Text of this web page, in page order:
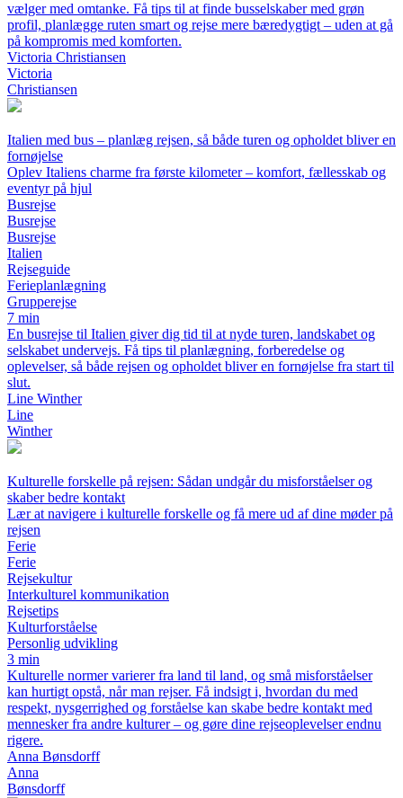
vælger med omtanke. Få tips til at finde busselskaber med grøn
profil, planlægge ruten smart og rejse mere bæredygtigt – uden at gå
på kompromis med komforten.
Victoria Christiansen
Victoria
Christiansen
Italien med bus – planlæg rejsen, så både turen og opholdet bliver en
fornøjelse
Oplev Italiens charme fra første kilometer – komfort, fællesskab og
eventyr på hjul
Busrejse
Busrejse
Busrejse
Italien
Rejseguide
Ferieplanlægning
Grupperejse
7 min
En busrejse til Italien giver dig tid til at nyde turen, landskabet og
selskabet undervejs. Få tips til planlægning, forberedelse og
oplevelser, så både rejsen og opholdet bliver en fornøjelse fra start til
slut.
Line Winther
Line
Winther
Kulturelle forskelle på rejsen: Sådan undgår du misforståelser og
skaber bedre kontakt
Lær at navigere i kulturelle forskelle og få mere ud af dine møder på
rejsen
Ferie
Ferie
Rejsekultur
Interkulturel kommunikation
Rejsetips
Kulturforståelse
Personlig udvikling
3 min
Kulturelle normer varierer fra land til land, og små misforståelser
kan hurtigt opstå, når man rejser. Få indsigt i, hvordan du med
respekt, nysgerrighed og forståelse kan skabe bedre kontakt med
mennesker fra andre kulturer – og gøre dine rejseoplevelser endnu
rigere.
Anna Bønsdorff
Anna
Bønsdorff